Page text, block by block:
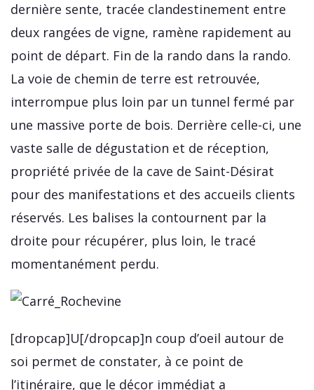
dernière sente, tracée clandestinement entre
deux rangées de vigne, ramène rapidement au
point de départ. Fin de la rando dans la rando.
La voie de chemin de terre est retrouvée,
interrompue plus loin par un tunnel fermé par
une massive porte de bois. Derrière celle-ci, une
vaste salle de dégustation et de réception,
propriété privée de la cave de Saint-Désirat
pour des manifestations et des accueils clients
réservés. Les balises la contournent par la
droite pour récupérer, plus loin, le tracé
momentanément perdu.
[dropcap]U[/dropcap]n coup d’oeil autour de
soi permet de constater, à ce point de
l’itinéraire, que le décor immédiat a